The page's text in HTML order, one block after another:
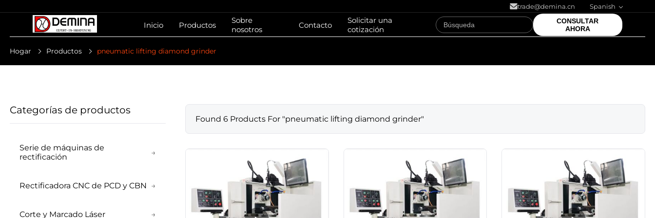
trade@demina.cn Spanish
Inicio Productos
Sobre
nosotros
Contacto
Solicitar una
cotización
CONSULTAR
AHORA
Hogar Productos pneumatic lifting diamond grinder
Categorías de productos
Serie de máquinas de
rectificación
→
Rectificadora CNC de PCD y CBN →
Corte y Marcado Láser →
Found 6 Products For "pneumatic lifting diamond grinder"